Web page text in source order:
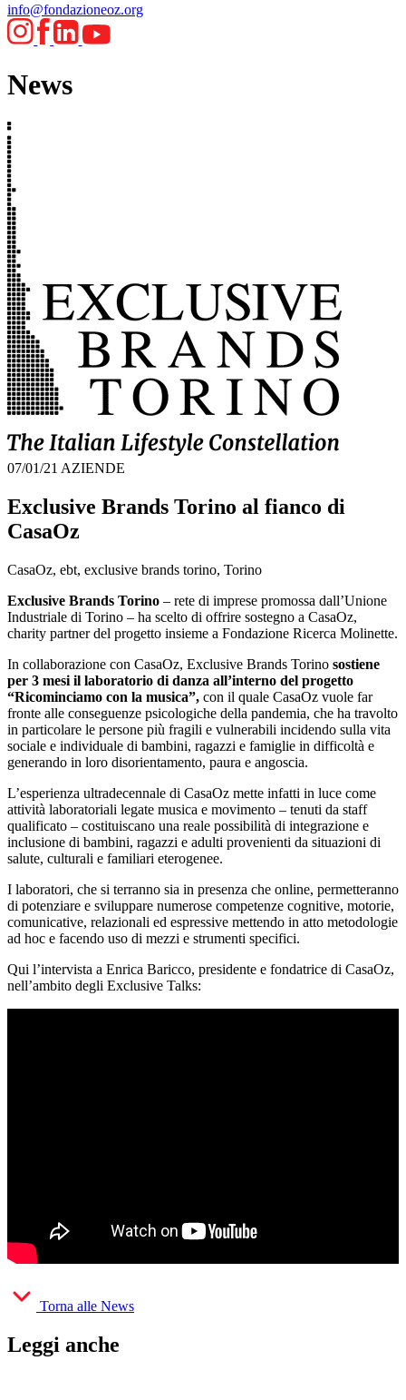
info@fondazioneoz.org
News
07/01/21 AZIENDE
Exclusive Brands Torino al fianco di
CasaOz
CasaOz, ebt, exclusive brands torino, Torino
Exclusive Brands Torino – rete di imprese promossa dall’Unione
Industriale di Torino – ha scelto di offrire sostegno a CasaOz,
charity partner del progetto insieme a Fondazione Ricerca Molinette.
In collaborazione con CasaOz, Exclusive Brands Torino sostiene
per 3 mesi il laboratorio di danza all’interno del progetto
“Ricominciamo con la musica”, con il quale CasaOz vuole far
fronte alle conseguenze psicologiche della pandemia, che ha travolto
in particolare le persone più fragili e vulnerabili incidendo sulla vita
sociale e individuale di bambini, ragazzi e famiglie in difficoltà e
generando in loro disorientamento, paura e angoscia.
L’esperienza ultradecennale di CasaOz mette infatti in luce come
attività laboratoriali legate musica e movimento – tenuti da staff
qualificato – costituiscano una reale possibilità di integrazione e
inclusione di bambini, ragazzi e adulti provenienti da situazioni di
salute, culturali e familiari eterogenee.
I laboratori, che si terranno sia in presenza che online, permetteranno
di potenziare e sviluppare numerose competenze cognitive, motorie,
comunicative, relazionali ed espressive mettendo in atto metodologie
ad hoc e facendo uso di mezzi e strumenti specifici.
Qui l’intervista a Enrica Baricco, presidente e fondatrice di CasaOz,
nell’ambito degli Exclusive Talks:
Torna alle News
Leggi anche